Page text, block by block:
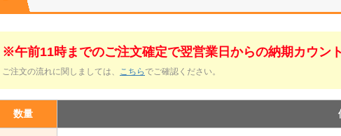
※午前11時までのご注文確定で翌営業日からの納期カウン
ご注文の流れに関しましては、 こちら でご確認ください。
数量